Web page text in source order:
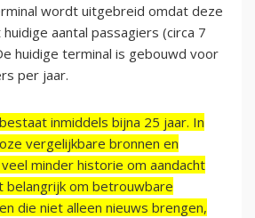
wordt uitgebreid omdat deze
aantal passagiers (circa 7
huidige terminal is gebouwd voor
per jaar.
inmiddels bijna 25 jaar. In
vergelijkbare bronnen en
minder historie om aandacht
belangrijk om betrouwbare
die niet alleen nieuws brengen,